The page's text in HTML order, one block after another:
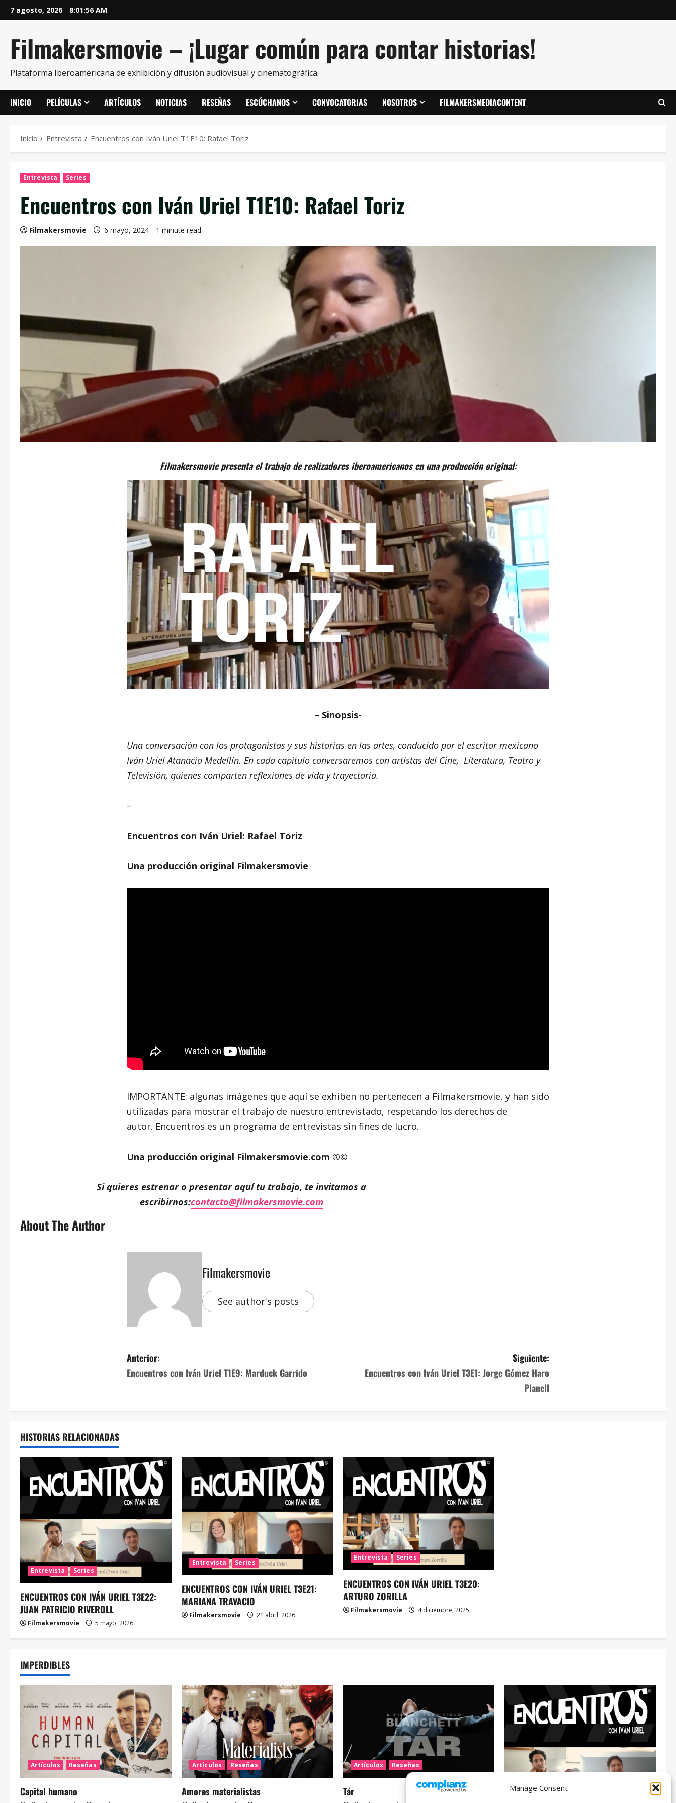
Manage Consent
7 agosto, 2026 8:01:58 AM
Filmakersmovie – ¡Lugar común para contar historias!
Plataforma Iberoamericana de exhibición y difusión audiovisual y cinematográfica.
INICIO PELÍCULAS ARTÍCULOS NOTICIAS RESEÑAS ESCÚCHANOS CONVOCATORIAS NOSOTROS FILMAKERSMEDIACONTENT
Inicio Entrevista Encuentros con Iván Uriel T1E10: Rafael Toriz
Entrevista Series
Encuentros con Iván Uriel T1E10: Rafael Toriz
Filmakersmovie 6 mayo, 2024 1 minute read
Filmakersmovie presenta el trabajo de realizadores iberoamericanos en una producción original:
– Sinopsis-
Una conversación con los protagonistas y sus historias en las artes, conducido por el escritor mexicano
Iván Uriel Atanacio Medellín. En cada capitulo conversaremos con artistas del Cine, Literatura, Teatro y
Televisión, quienes comparten reflexiones de vida y trayectoria.
–
Encuentros con Iván Uriel: Rafael Toriz
Una producción original Filmakersmovie
IMPORTANTE: algunas imágenes que aquí se exhiben no pertenecen a Filmakersmovie, y han sido
utilizadas para mostrar el trabajo de nuestro entrevistado, respetando los derechos de
autor. Encuentros es un programa de entrevistas sin fines de lucro.
Una producción original Filmakersmovie.com ®©
Si quieres estrenar o presentar aquí tu trabajo, te invitamos a
escribirnos:contacto@filmakersmovie.com
About The Author
Filmakersmovie
See author's posts
Anterior:
Encuentros con Iván Uriel T1E9: Marduck Garrido
Siguiente:
Encuentros con Iván Uriel T3E1: Jorge Gómez Haro
Planell
HISTORIAS RELACIONADAS
Entrevista Series
ENCUENTROS CON IVÁN URIEL T3E22:
JUAN PATRICIO RIVEROLL
Filmakersmovie 5 mayo, 2026
Entrevista Series
ENCUENTROS CON IVÁN URIEL T3E21:
MARIANA TRAVACIO
Filmakersmovie 21 abril, 2026
Entrevista Series
ENCUENTROS CON IVÁN URIEL T3E20:
ARTURO ZORILLA
Filmakersmovie 4 diciembre, 2025
IMPERDIBLES
Artículos Reseñas
Capital humano
Artículos Reseñas
Amores materialistas
Artículos Reseñas
Tár